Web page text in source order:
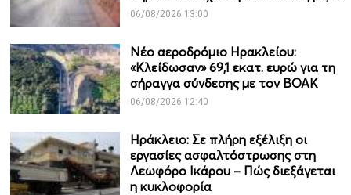
06/08/2026 13:00
Νέο αεροδρόμιο Ηρακλείου:
«Κλείδωσαν» 69,1 εκατ. ευρώ για τη
σήραγγα σύνδεσης με τον ΒΟΑΚ
06/08/2026 12:40
Ηράκλειο: Σε πλήρη εξέλιξη οι
εργασίες ασφαλτόστρωσης στη
Λεωφόρο Ικάρου – Πώς διεξάγεται
η κυκλοφορία